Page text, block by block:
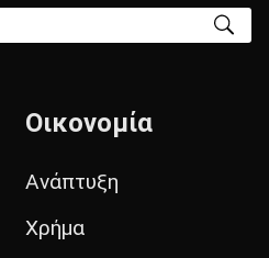
Οικονομία
Ανάπτυξη
Χρήμα